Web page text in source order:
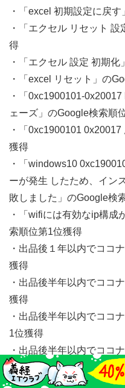
・「excel 初期設定に戻
・「エクセル リセット
得
・「エクセル 設定 初期
・「excel リセット」の
・「0xc1900101-
ェーズ」のGoogle検索順
・「0xc1900101
獲得
・「windows10
ーが発生 したため、イン
敗しました」のGoogle検
・「wifiには有効なip構成
索順位第1位獲得
・出品後１年以内でココ
獲得
・出品後半年以内でココ
獲得
・出品後半年以内でココ
1位獲得
・出品後半年以内でココ
第1位獲得
・出品後半年以内でココ